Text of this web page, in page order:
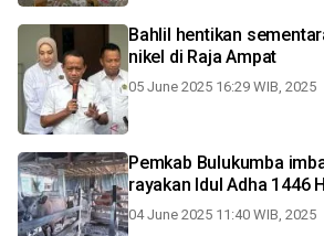
Bahlil hentikan
nikel di Raja Ampat
05 June 2025 16:29 WIB, 2025
Pemkab Bulukumba
rayakan Idul Adha 1446
04 June 2025 11:40 WIB, 2025